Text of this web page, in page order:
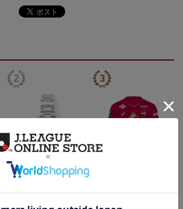
E】 30th Anniversary Mod
50,000円
フォーム長袖（1st）
39,400円